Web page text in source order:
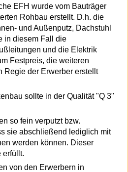
EFH wurde vom Bauträger
Rohbau erstellt. D.h. die
und Außenputz, Dachstuhl
in diesem Fall die
und die Elektrik
Festpreis, die weiteren
Regie der Erwerber erstellt
sollte in der Qualität "Q 3"
so fein verputzt bzw.
sie abschließend lediglich mit
werden können. Dieser
erfüllt.
von den Erwerbern in